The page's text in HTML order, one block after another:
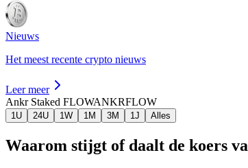
Nieuws
Het meest recente crypto nieuws
Leer meer
Ankr Staked FLOWANKRFLOW
1U 24U 1W 1M 3M 1J Alles
Waarom stijgt of daalt de koers